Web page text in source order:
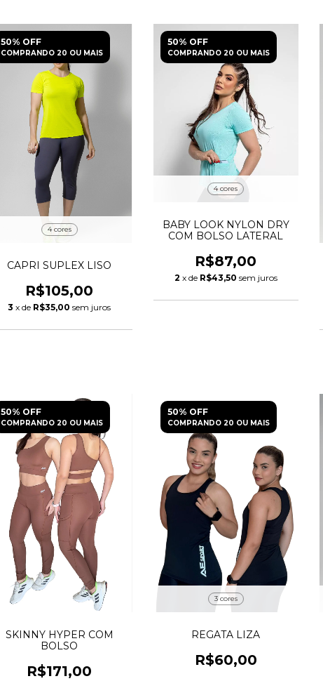
50% OFF
COMPRANDO 20 OU MAIS
4 cores
CAPRI SUPLEX LISO
R$105,00
3 x de R$35,00 sem juros
50% OFF
COMPRANDO 20 OU MAIS
4 cores
BABY LOOK NYLON DRY
COM BOLSO LATERAL
R$87,00
2 x de R$43,50 sem juros
50% OFF
COMPRANDO 20 OU MAIS
SKINNY HYPER COM
BOLSO
R$171,00
50% OFF
COMPRANDO 20 OU MAIS
3 cores
REGATA LIZA
R$60,00